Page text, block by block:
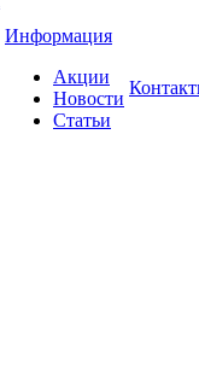
Информация
Акции
Новости
Статьи